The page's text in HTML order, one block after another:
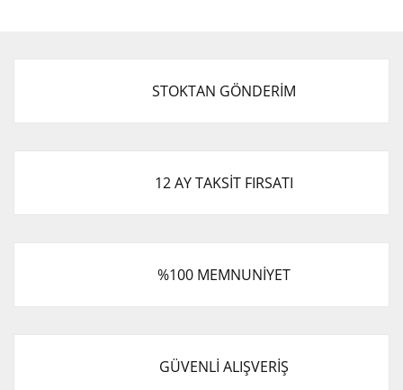
STOKTAN GÖNDERİM
12 AY TAKSİT FIRSATI
%100 MEMNUNİYET
GÜVENLİ ALIŞVERİŞ